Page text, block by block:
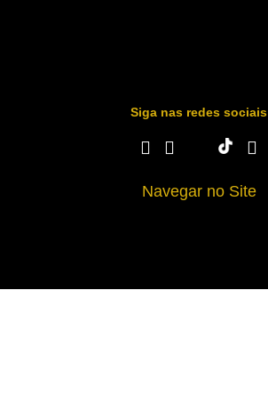
Siga nas redes sociais
Navegar no Site